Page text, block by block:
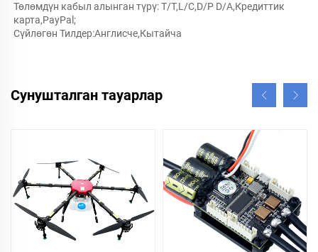
Төлөмдүн кабыл алынган түрү: T/T,L/C,D/P D/A,Кредиттик
карта,PayPal;
Сүйлөгөн Тилдер:Англисче,Кытайча
Сунушталган тауарлар